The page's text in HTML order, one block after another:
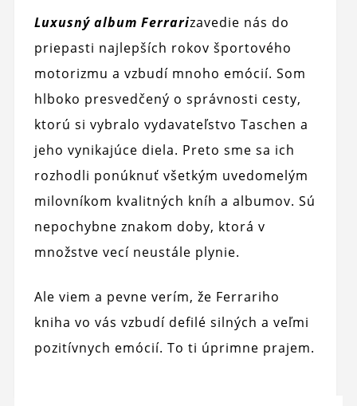
Luxusný album Ferrarizavedie nás do
priepasti najlepších rokov športového
motorizmu a vzbudí mnoho emócií. Som
hlboko presvedčený o správnosti cesty,
ktorú si vybralo vydavateľstvo Taschen a
jeho vynikajúce diela. Preto sme sa ich
rozhodli ponúknuť všetkým uvedomelým
milovníkom kvalitných kníh a albumov. Sú
nepochybne znakom doby, ktorá v
množstve vecí neustále plynie.
Ale viem a pevne verím, že Ferrariho
kniha vo vás vzbudí defilé silných a veľmi
pozitívnych emócií. To ti úprimne prajem.